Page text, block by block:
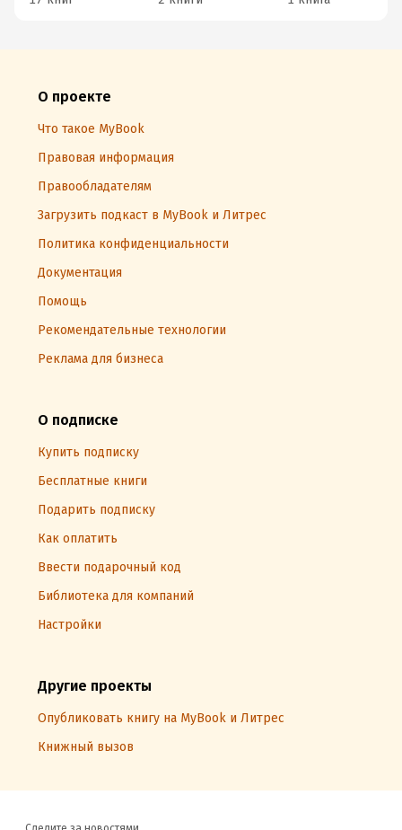
О проекте
Что такое MyBook
Правовая информация
Правообладателям
Загрузить подкаст в MyBook и Литрес
Политика конфиденциальности
Документация
Помощь
Рекомендательные технологии
Реклама для бизнеса
О подписке
Купить подписку
Бесплатные книги
Подарить подписку
Как оплатить
Ввести подарочный код
Библиотека для компаний
Настройки
Другие проекты
Опубликовать книгу на MyBook и Литрес
Книжный вызов